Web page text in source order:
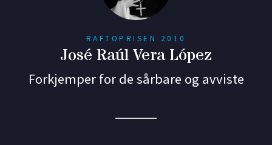
RAFTOPRISEN 2010
José Raúl Vera López
Forkjemper for de sårbare og avviste